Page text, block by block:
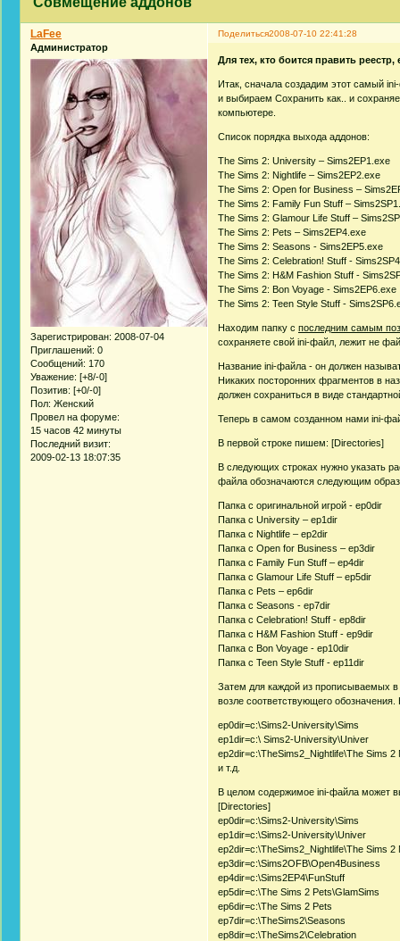
Поделиться2008-07-10 22:41:28
LaFee
Администратор
Зарегистрирован: 2008-07-04
Приглашений: 0
Сообщений: 170
Уважение: [+8/-0]
Позитив: [+0/-0]
Пол: Женский
Провел на форуме:
15 часов 42 минуты
Последний визит:
2009-02-13 18:07:35
Для тех, кто боится править
Итак, сначала создадим этот самый
и выбираем Сохранить как.. и
компьютере.
Список порядка выхода аддонов:
The Sims 2: University – Sims2EP1.exe
The Sims 2: Nightlife – Sims2EP2.exe
The Sims 2: Open for Business –
The Sims 2: Family Fun Stuff –
The Sims 2: Glamour Life Stuff –
The Sims 2: Pets – Sims2EP4.exe
The Sims 2: Seasons - Sims2EP5.exe
The Sims 2: Celebration! Stuff -
The Sims 2: H&M Fashion Stuff -
The Sims 2: Bon Voyage - Sims2EP6.exe
The Sims 2: Teen Style Stuff -
Находим папку споследним самым
сохраняете свой ini-файл, лежит не
Название ini-файла - он должен
Никаких посторонних фрагментов в
должен сохраниться в виде
Теперь в самом созданном нами ini-
В первой строке пишем: [Directories]
В следующих строках нужно указать
файла обозначаются следующим
Папка с оригинальной игрой - ep0dir
Папка с University – ep1dir
Папка с Nightlife – ep2dir
Папка с Open for Business – ep3dir
Папка с Family Fun Stuff – ep4dir
Папка с Glamour Life Stuff – ep5dir
Папка с Pets – ep6dir
Папка с Seasons - ep7dir
Папка с Celebration! Stuff - ep8dir
Папка с H&M Fashion Stuff - ep9dir
Папка с Bon Voyage - ep10dir
Папка с Teen Style Stuff - ep11dir
Затем для каждой из прописываемых в
возле соответствующего
ep0dir=c:\Sims2-University\Sims
ep1dir=c:\ Sims2-University\Univer
ep2dir=c:\TheSims2_Nightlife\The Sims 2
и т.д.
В целом содержимое ini-файла может
[Directories]
ep0dir=c:\Sims2-University\Sims
ep1dir=c:\Sims2-University\Univer
ep2dir=c:\TheSims2_Nightlife\The Sims 2
ep3dir=c:\Sims2OFB\Open4Business
ep4dir=c:\Sims2EP4\FunStuff
ep5dir=c:\The Sims 2 Pets\GlamSims
ep6dir=c:\The Sims 2 Pets
ep7dir=c:\TheSims2\Seasons
ep8dir=c:\TheSims2\Celebration